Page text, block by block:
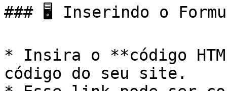
### 🖥️ Inserindo o
* Insira o **código
código do seu site.